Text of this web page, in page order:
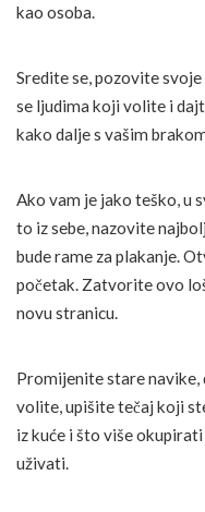
kao osoba.
Sredite se, pozovite
se ljudima koji volite i
kako dalje s vašim
Ako vam je jako teško, u
to iz sebe, nazovite
bude rame za plakanje.
početak. Zatvorite ovo
novu stranicu.
Promijenite stare
volite, upišite tečaj koji
iz kuće i što više
uživati.